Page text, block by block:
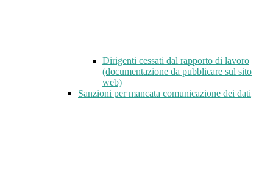
Dirigenti cessati dal rapporto di lavoro
(documentazione da pubblicare sul sito
web)
Sanzioni per mancata comunicazione dei dati